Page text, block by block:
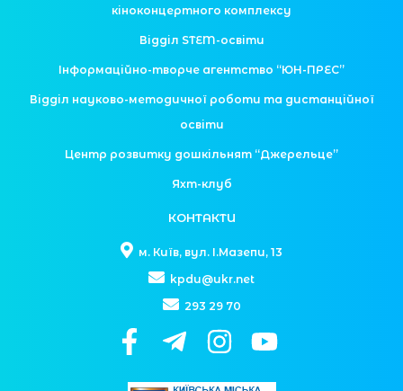
кіноконцертного комплексу
Відділ STEM-освіти
Інформаційно-творче агентство “ЮН-ПРЕС”
Відділ науково-методичної роботи та дистанційної
освіти
Центр розвитку дошкільнят “Джерельце”
Яхт-клуб
КОНТАКТИ
м. Київ, вул. І.Мазепи, 13
kpdu@ukr.net
293 29 70